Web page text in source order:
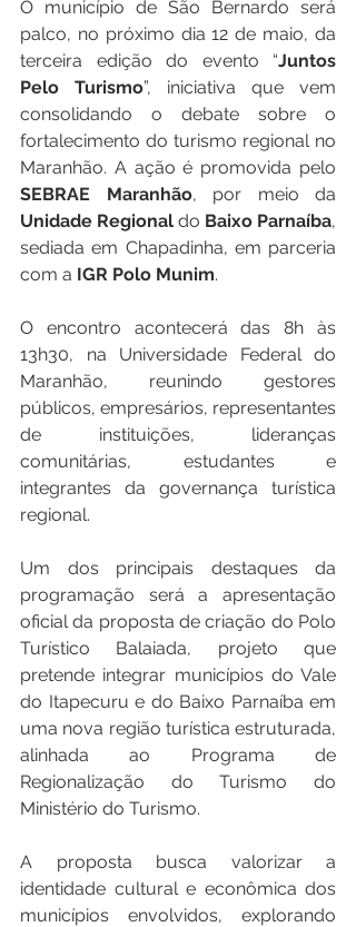
O município de São Bernardo será
palco, no próximo dia 12 de maio, da
terceira edição do evento “Juntos
Pelo
Turismo”, iniciativa que vem
consolidando o debate sobre o
fortalecimento do turismo regional no
SEBRAE
Maranhão
Unidade Regional do Baixo Parnaíba,
sediada em Chapadinha, em parceria
com a IGR Polo Munim.
O encontro acontecerá das 8h às
13h30, na Universidade Federal do
Maranhão, reunindo gestores
públicos, empresários, representantes
de instituições, lideranças
comunitárias, estudantes e
integrantes da governança turística
regional.
Um dos principais destaques da
programação será a apresentação
oficial da proposta de criação do Polo
Turístico Balaiada, projeto que
pretende integrar municípios do Vale
do Itapecuru e do Baixo Parnaíba em
uma nova região turística estruturada,
alinhada ao Programa de
Regionalização do Turismo do
Ministério do Turismo.
A proposta busca valorizar a
identidade cultural e econômica dos
municípios envolvidos, explorando